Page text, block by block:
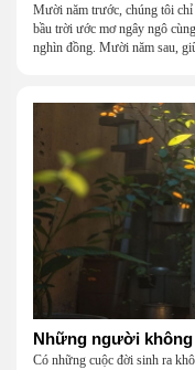
Mười năm trước, chúng tôi
bầu trời ước mơ ngây ngô
nghìn đồng. Mười năm sau,
Những người không
Có những cuộc đời sinh ra